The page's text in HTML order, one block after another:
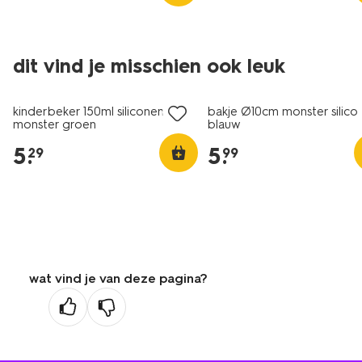
dit vind je misschien ook leuk
kinderbeker 150ml siliconen
monster groen
5.
29
bakje Ø10cm monster
blauw
5.
99
wat vind je van deze pagina?